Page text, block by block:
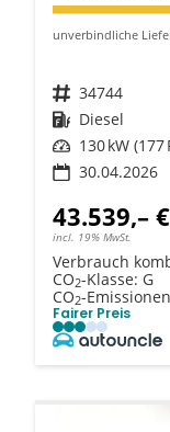
unverbindliche
Fahrzeugnr. 34744
Kraftstoff Diesel
Leistung 130 kW (177
30.04.2026
43.539,– €
incl. 19% MwSt.
Verbrauch
CO2-Klasse: G
CO2-
Fairer Preis